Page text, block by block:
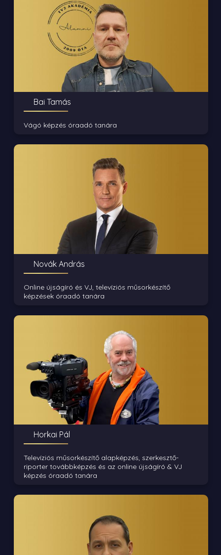
Bai Tamás
Vágó képzés óraadó tanára
Novák András
Online újságíró és VJ, televíziós műsorkészítő
képzések óraadó tanára
Horkai Pál
Televíziós műsorkészítő alapképzés, szerkesztő-
riporter továbbképzés és az online újságíró & VJ
képzés óraadó tanára